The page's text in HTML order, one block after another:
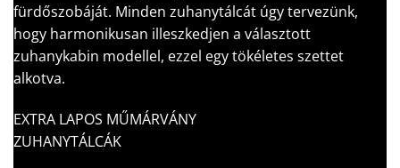
fürdőszobáját. Minden zuhanytálcát úgy tervezünk,
hogy harmonikusan illeszkedjen a választott
zuhanykabin modellel, ezzel egy tökéletes szettet
alkotva.
EXTRA LAPOS MŰMÁRVÁNY
ZUHANYTÁLCÁK